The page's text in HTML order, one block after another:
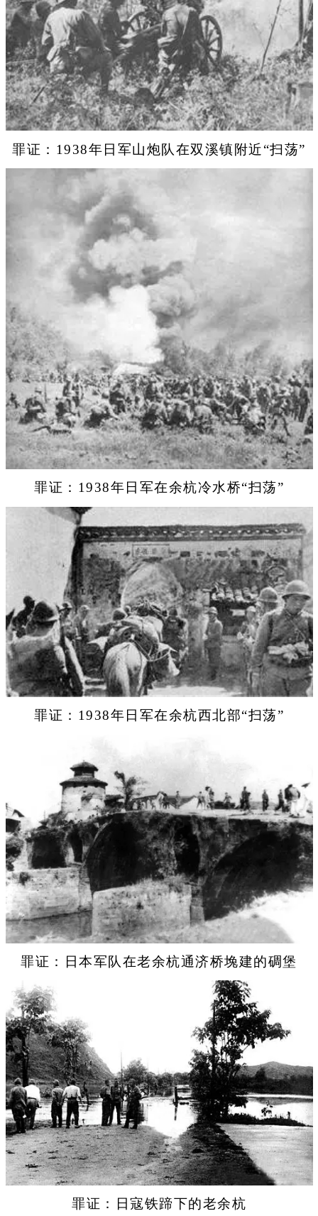
罪证：1938年日军山炮队在双溪镇附近“扫荡”
罪证：1938年日军在余杭冷水桥“扫荡”
罪证：1938年日军在余杭西北部“扫荡”
罪证：日本军队在老余杭通济桥堍建的碉堡
罪证：日寇铁蹄下的老余杭